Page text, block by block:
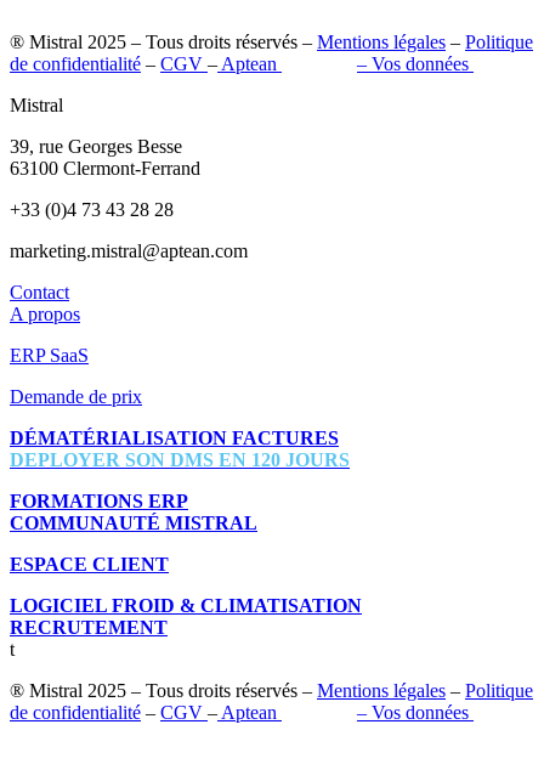
® Mistral 2025 – Tous droits réservés – Mentions légales – Politique
de confidentialité – CGV – Aptean – Vos données
Mistral
39, rue Georges Besse
63100 Clermont-Ferrand
+33 (0)4 73 43 28 28
marketing.mistral@aptean.com
Contact
A propos
ERP SaaS
Demande de prix
DÉMATÉRIALISATION FACTURES
DEPLOYER SON DMS EN 120 JOURS
FORMATIONS ERP
COMMUNAUTÉ MISTRAL
ESPACE CLIENT
LOGICIEL FROID & CLIMATISATION
RECRUTEMENT
t
® Mistral 2025 – Tous droits réservés – Mentions légales – Politique
de confidentialité – CGV – Aptean – Vos données